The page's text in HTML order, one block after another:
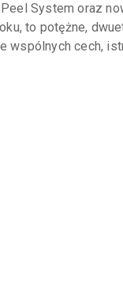
System oraz
to potężne,
wspólnych cech,